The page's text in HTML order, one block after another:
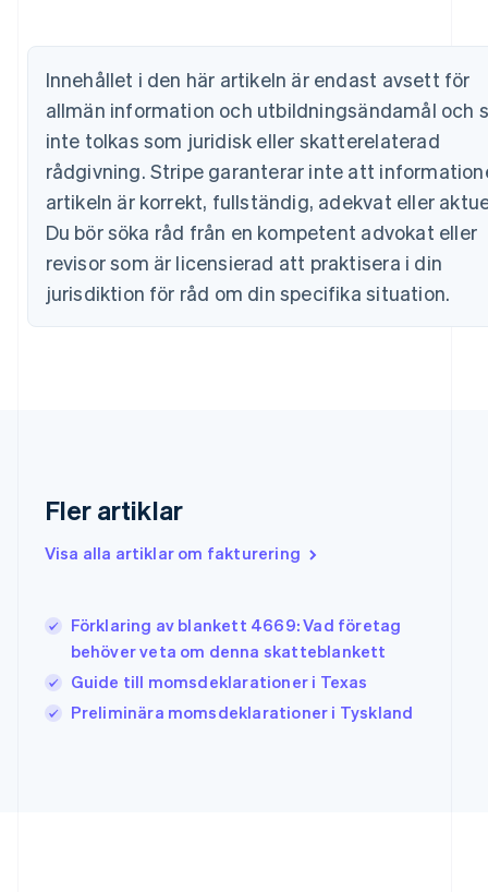
Innehållet i den här artikeln är endast avsett för
allmän information och utbildningsändamål och
inte tolkas som juridisk eller skatterelaterad
rådgivning. Stripe garanterar inte att
artikeln är korrekt, fullständig, adekvat eller
Du bör söka råd från en kompetent advokat eller
revisor som är licensierad att praktisera i din
jurisdiktion för råd om din specifika situation.
Fler artiklar
Visa alla artiklar om fakturering
Förklaring av blankett 4669: Vad företag
behöver veta om denna skatteblankett
Guide till momsdeklarationer i Texas
Preliminära momsdeklarationer i Tyskland
Cypern
Danmark
English
Estland
English
Fastlandskina
简体中文 English
EnglishSvenska
Frankrike
Français English
Förenade Arabemiraten
English
English
English
Japan
日本語
Kanada
English Français
Kroatien